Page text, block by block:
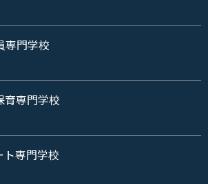
専門学校
育専門学校
ト専門学校